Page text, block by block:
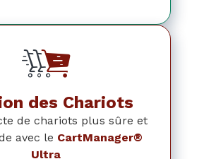
des Chariots
de chariots plus sûre et
avec le CartManager®
Ultra